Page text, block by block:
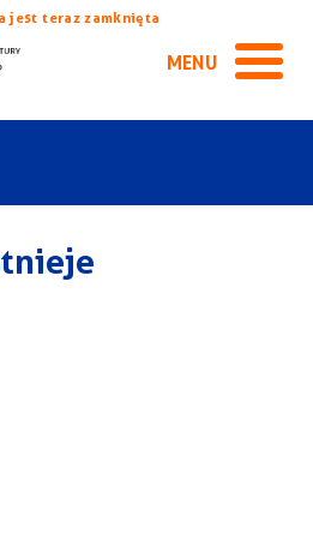
jest teraz zamknięta
MENU